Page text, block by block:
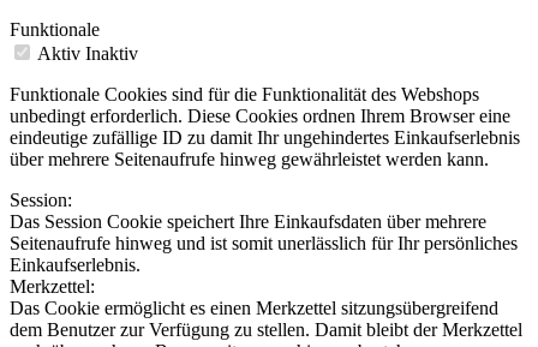
Funktionale
Aktiv Inaktiv
Funktionale Cookies sind für die Funktionalität des Webshops
unbedingt erforderlich. Diese Cookies ordnen Ihrem Browser eine
eindeutige zufällige ID zu damit Ihr ungehindertes Einkaufserlebnis
über mehrere Seitenaufrufe hinweg gewährleistet werden kann.
Session:
Das Session Cookie speichert Ihre Einkaufsdaten über mehrere
Seitenaufrufe hinweg und ist somit unerlässlich für Ihr persönliches
Einkaufserlebnis.
Merkzettel:
Das Cookie ermöglicht es einen Merkzettel sitzungsübergreifend
dem Benutzer zur Verfügung zu stellen. Damit bleibt der Merkzettel